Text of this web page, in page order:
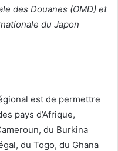
des Douanes (OMD) et
du Japon
est de permettre
pays d’Afrique,
du Burkina
du Togo, du Ghana